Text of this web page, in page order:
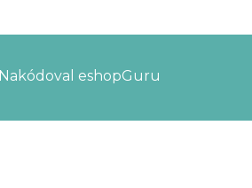
Nakódoval eshopGuru